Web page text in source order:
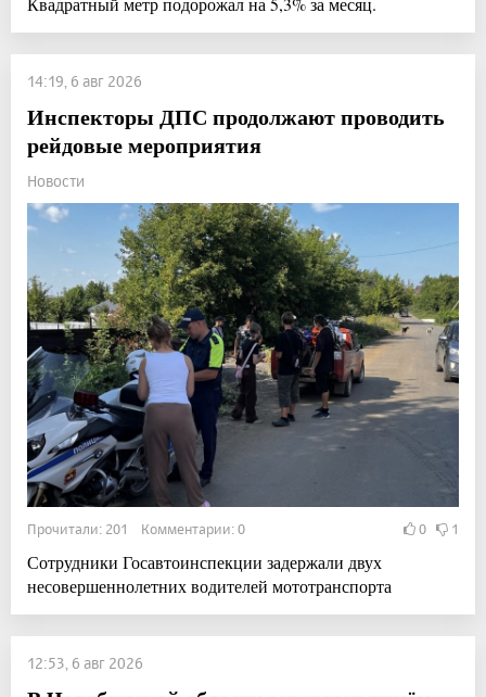
14:19, 6 авг 2026
Инспекторы ДПС продолжают проводить
рейдовые мероприятия
Новости
Прочитали: 201 Комментарии: 0 0 1
Сотрудники Госавтоинспекции задержали двух
несовершеннолетних водителей мототранспорта
12:53, 6 авг 2026